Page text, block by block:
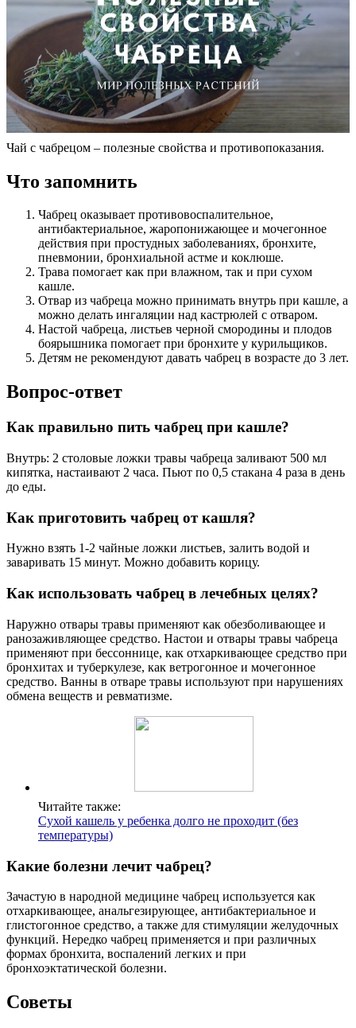
Чай с чабрецом – полезные свойства и противопоказания.
Что запомнить
Чабрец оказывает противовоспалительное,
антибактериальное, жаропонижающее и мочегонное
действия при простудных заболеваниях, бронхите,
пневмонии, бронхиальной астме и коклюше.
Трава помогает как при влажном, так и при сухом
кашле.
Отвар из чабреца можно принимать внутрь при кашле, а
можно делать ингаляции над кастрюлей с отваром.
Настой чабреца, листьев черной смородины и плодов
боярышника помогает при бронхите у курильщиков.
Детям не рекомендуют давать чабрец в возрасте до 3 лет.
Вопрос-ответ
Как правильно пить чабрец при кашле?
Внутрь: 2 столовые ложки травы чабреца заливают 500 мл
кипятка, настаивают 2 часа. Пьют по 0,5 стакана 4 раза в день
до еды.
Как приготовить чабрец от кашля?
Нужно взять 1-2 чайные ложки листьев, залить водой и
заваривать 15 минут. Можно добавить корицу.
Как использовать чабрец в лечебных целях?
Наружно отвары травы применяют как обезболивающее и
ранозаживляющее средство. Настои и отвары травы чабреца
применяют при бессоннице, как отхаркивающее средство при
бронхитах и туберкулезе, как ветрогонное и мочегонное
средство. Ванны в отваре травы используют при нарушениях
обмена веществ и ревматизме.
Читайте также:
Сухой кашель у ребенка долго не проходит (без
температуры)
Какие болезни лечит чабрец?
Зачастую в народной медицине чабрец используется как
отхаркивающее, анальгезирующее, антибактериальное и
глистогонное средство, а также для стимуляции желудочных
функций. Нередко чабрец применяется и при различных
формах бронхита, воспалений легких и при
бронхоэктатической болезни.
Советы